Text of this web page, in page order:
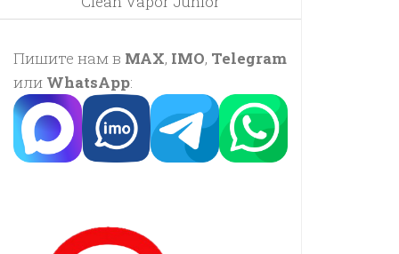
Пишите нам в MAX, IMO, Telegram
или WhatsApp: